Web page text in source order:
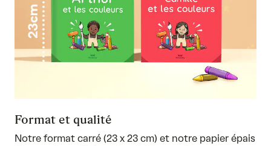
Format et qualité
Notre format carré (23 x 23 cm) et notre papier épais